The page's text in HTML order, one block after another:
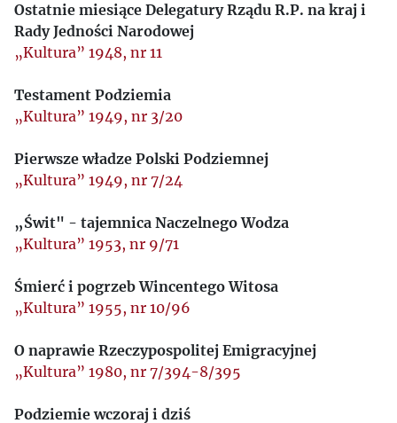
Ostatnie miesiące Delegatury Rządu R.P. na kraj i
Rady Jedności Narodowej
„Kultura” 1948, nr 11
Testament Podziemia
„Kultura” 1949, nr 3/20
Pierwsze władze Polski Podziemnej
„Kultura” 1949, nr 7/24
„Świt" - tajemnica Naczelnego Wodza
„Kultura” 1953, nr 9/71
Śmierć i pogrzeb Wincentego Witosa
„Kultura” 1955, nr 10/96
O naprawie Rzeczypospolitej Emigracyjnej
„Kultura” 1980, nr 7/394-8/395
Podziemie wczoraj i dziś